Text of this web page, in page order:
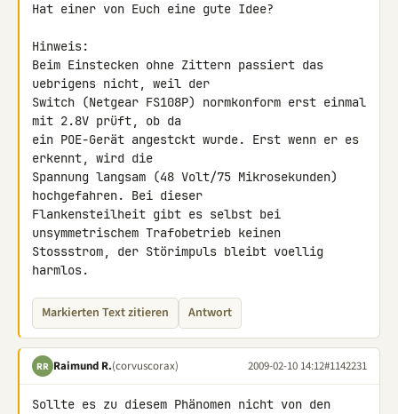
Hat einer von Euch eine gute Idee?
Hinweis:
Beim Einstecken ohne Zittern passiert das
uebrigens nicht, weil der
Switch (Netgear FS108P) normkonform erst einmal
mit 2.8V prüft, ob da
ein POE-Gerät angestckt wurde. Erst wenn er es
erkennt, wird die
Spannung langsam (48 Volt/75 Mikrosekunden)
hochgefahren. Bei dieser
Flankensteilheit gibt es selbst bei
unsymmetrischem Trafobetrieb keinen
Stossstrom, der Störimpuls bleibt voellig
harmlos.
Markierten Text zitieren Antwort
RR Raimund R.(corvuscorax) 2009-02-10 14:12#1142231
Sollte es zu diesem Phänomen nicht von den